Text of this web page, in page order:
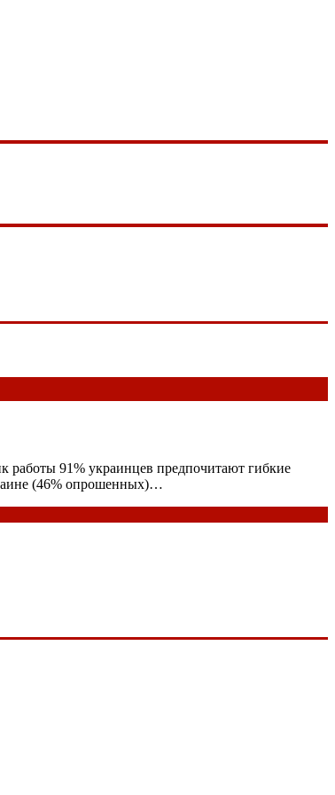
работы 91% украинцев предпочитают гибкие
(46% опрошенных)…